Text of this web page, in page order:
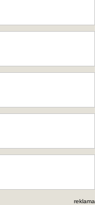
reklama